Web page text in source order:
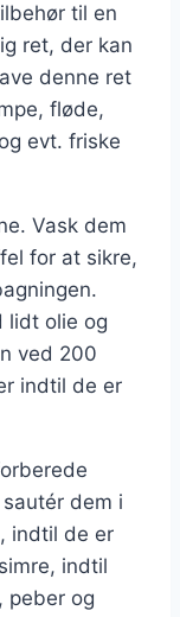
til en
ret, der kan
denne ret
fløde,
evt. friske
Vask dem
for at sikre,
lidt olie og
ved 200
indtil de er
dem i
indtil de er
indtil
peber og